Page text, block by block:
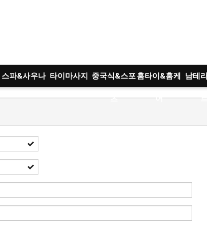
스파&사우나 타이마사지 중국식&스포
츠
홈타이&홈케
어
남테